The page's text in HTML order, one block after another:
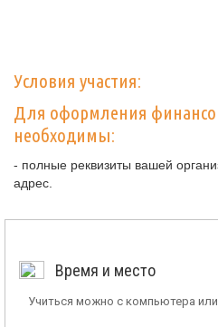
Условия участия:
Для оформления
необходимы:
- полные реквизиты вашей
адрес.
Время и место
Учиться можно с компьютера